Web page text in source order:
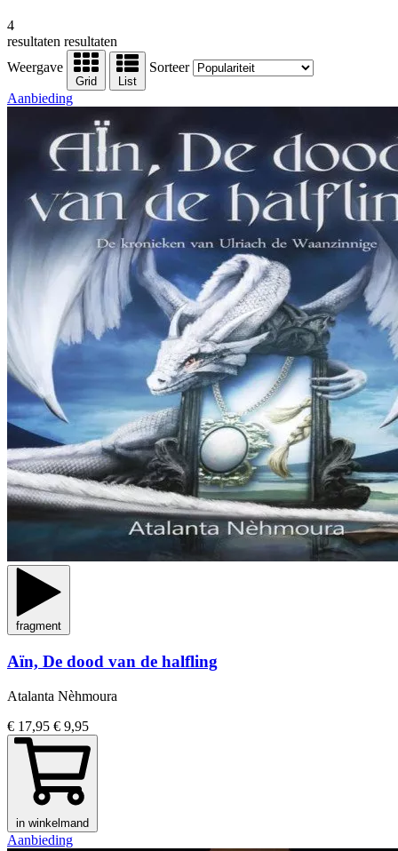
4
resultaten resultaten
Weergave
Grid List
Sorteer
Aanbieding
fragment
Aïn, De dood van de halfling
Atalanta Nèhmoura
€ 17,95 € 9,95
in winkelmand
Aanbieding